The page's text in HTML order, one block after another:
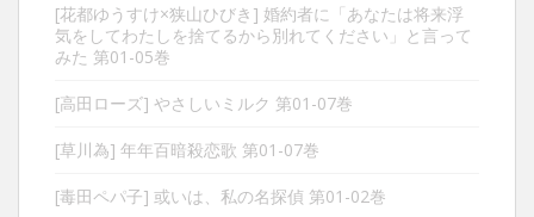
[花都ゆうすけ×狭山ひびき] 婚約者に「あなたは将来浮
気をしてわたしを捨てるから別れてください」と言って
みた 第01-05巻
[高田ローズ] やさしいミルク 第01-07巻
[草川為] 年年百暗殺恋歌 第01-07巻
[毒田ペパ子] 或いは、私の名探偵 第01-02巻